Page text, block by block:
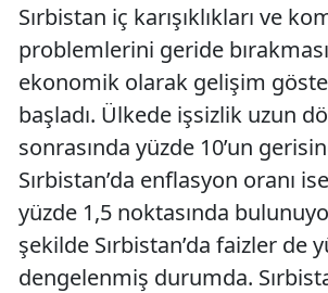
Sırbistan iç karışıklıkları ve
problemlerini geride
ekonomik olarak gelişim
başladı. Ülkede işsizlik uzun
sonrasında yüzde 10’un
Sırbistan’da enflasyon oranı
yüzde 1,5 noktasında
şekilde Sırbistan’da faizler de
dengelenmiş durumda.